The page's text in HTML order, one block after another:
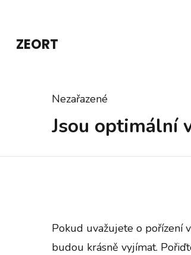
obsahZEORT
Nezařazené
Jsou optimální
Pokud uvažujete o pořízení
budou krásně vyjímat.